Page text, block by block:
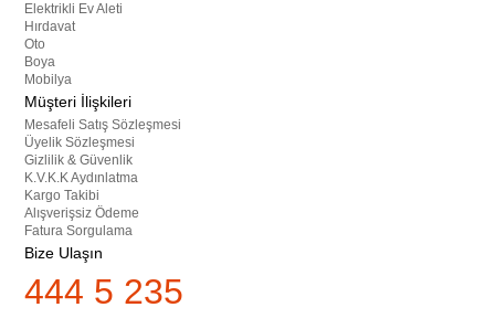
Elektrikli Ev Aleti
Hırdavat
Oto
Boya
Mobilya
Müşteri İlişkileri
Mesafeli Satış Sözleşmesi
Üyelik Sözleşmesi
Gizlilik & Güvenlik
K.V.K.K Aydınlatma
Kargo Takibi
Alışverişsiz Ödeme
Fatura Sorgulama
Bize Ulaşın
444 5 235